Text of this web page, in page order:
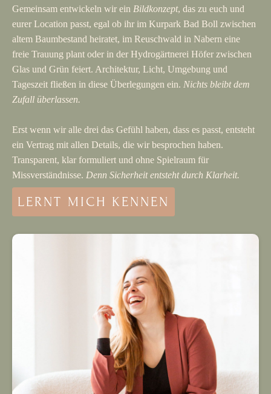
Gemeinsam entwickeln wir ein Bildkonzept, das zu euch und
eurer Location passt, egal ob ihr im Kurpark Bad Boll zwischen
altem Baumbestand heiratet, im Reuschwald in Nabern eine
freie Trauung plant oder in der Hydrogärtnerei Höfer zwischen
Glas und Grün feiert. Architektur, Licht, Umgebung und
Tageszeit fließen in diese Überlegungen ein. Nichts bleibt dem
Zufall überlassen.
Erst wenn wir alle drei das Gefühl haben, dass es passt, entsteht
ein Vertrag mit allen Details, die wir besprochen haben.
Transparent, klar formuliert und ohne Spielraum für
Missverständnisse. Denn Sicherheit entsteht durch Klarheit.
LERNT MICH KENNEN